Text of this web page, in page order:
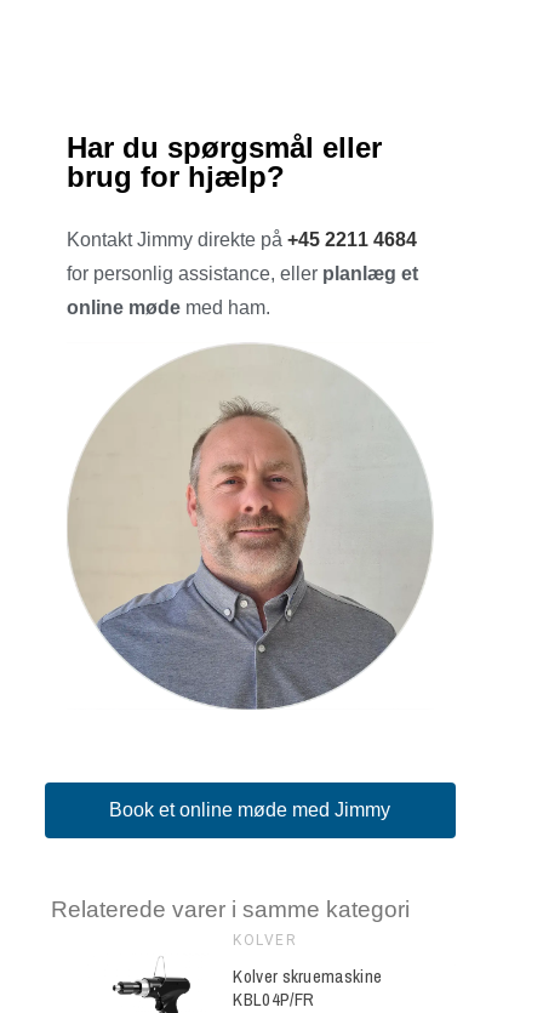
Har du spørgsmål eller
brug for hjælp?
Kontakt Jimmy direkte på+45 2211 4684
for personlig assistance, eller planlæg et
online møde med ham.
Book et online møde med Jimmy
Relaterede varer i samme kategori
KOLVER
Kolver skruemaskine
KBL04P/FR